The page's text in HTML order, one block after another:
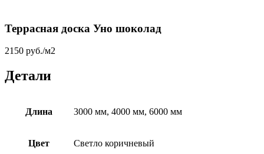
Террасная доска Уно шоколад
2150 руб./м2
Детали
Длина 3000 мм, 4000 мм, 6000 мм
Цвет Светло коричневый